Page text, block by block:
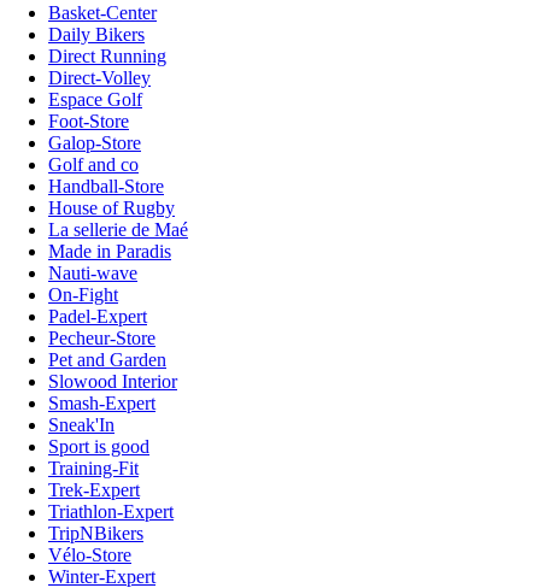
Basket-Center
Daily Bikers
Direct Running
Direct-Volley
Espace Golf
Foot-Store
Galop-Store
Golf and co
Handball-Store
House of Rugby
La sellerie de Maé
Made in Paradis
Nauti-wave
On-Fight
Padel-Expert
Pecheur-Store
Pet and Garden
Slowood Interior
Smash-Expert
Sneak'In
Sport is good
Training-Fit
Trek-Expert
Triathlon-Expert
TripNBikers
Vélo-Store
Winter-Expert